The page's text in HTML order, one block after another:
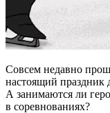
Совсем недавно
настоящий праздник
А занимаются ли
в соревнованиях?